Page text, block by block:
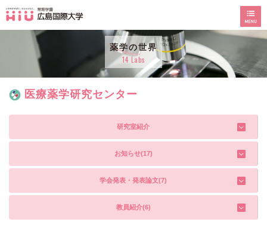
薬学の世界
14 Labs
医療薬学研究センター
研究室紹介
お知らせ(17)
学会発表・発表論文(7)
教員紹介(6)